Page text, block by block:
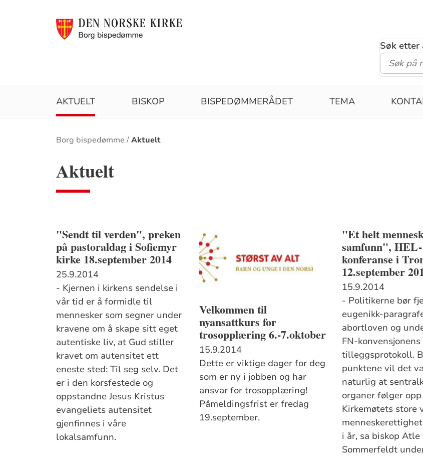
Søk etter
AKTUELT BISKOP BISPEDØMMERÅDET TEMA
Brødsmulesti
Borg bispedømme Aktuelt
Aktuelt
"Sendt til verden", preken
på pastoraldag i Sofiemyr
kirke 18.september 2014
25.9.2014
- Kjernen i kirkens sendelse i
vår tid er å formidle til
mennesker som segner under
kravene om å skape sitt eget
autentiske liv, at Gud stiller
kravet om autensitet ett
eneste sted: Til seg selv. Det
er i den korsfestede og
oppstandne Jesus Kristus
evangeliets autensitet
gjenfinnes i våre
lokalsamfunn.
Velkommen til
nyansattkurs for
trosopplæring 6.-7.oktober
15.9.2014
Dette er viktige dager for deg
som er ny i jobben og har
ansvar for trosopplæring!
Påmeldingsfrist er fredag
19.september.
"Et helt
samfunn", HEL-
konferanse i
12.september
15.9.2014
- Politikerne bør
eugenikk-
abortloven og
FN-konvensjonens
tilleggsprotokoll.
punktene vil det
naturlig at
organer følger
Kirkemøtets store
i år, sa biskop Atle
Sommerfeldt